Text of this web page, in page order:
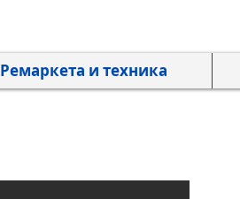
Ремаркета и техника